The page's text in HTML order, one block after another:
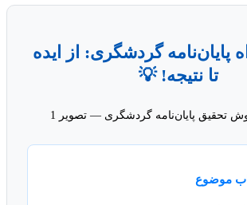
پایان‌نامه گردشگری: از ایده
تا نتیجه! 💡